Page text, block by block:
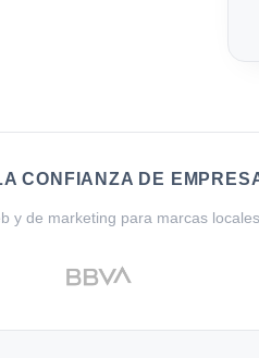
CONFIANZA DE
y de marketing para marcas